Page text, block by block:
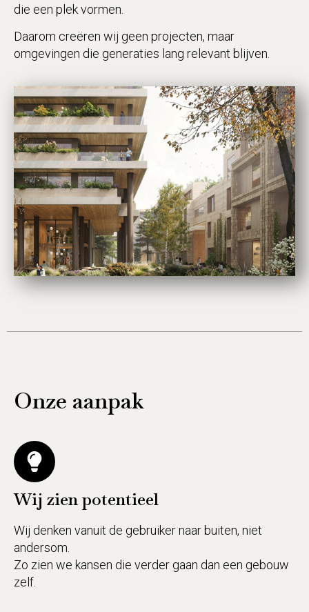
die een plek vormen.
Daarom creëren wij geen projecten, maar
omgevingen die generaties lang relevant blijven.
Onze aanpak
Wij zien potentieel
Wij denken vanuit de gebruiker naar buiten, niet
andersom.
Zo zien we kansen die verder gaan dan een gebouw
zelf.